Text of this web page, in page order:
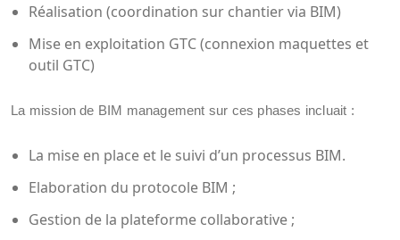
Réalisation (coordination sur chantier via BIM)
Mise en exploitation GTC (connexion maquettes et
outil GTC)
La mission de BIM management sur ces phases incluait :
La mise en place et le suivi d’un processus BIM.
Elaboration du protocole BIM ;
Gestion de la plateforme collaborative ;